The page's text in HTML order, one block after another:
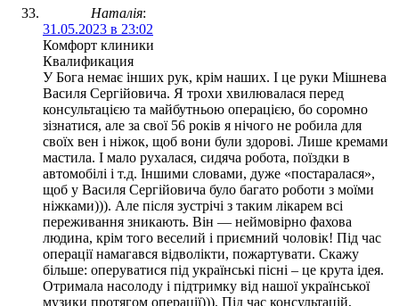
Наталія:
31.05.2023 в 23:02
Комфорт клиники
Квалификация
У Бога немає інших рук, крім наших. І це руки Мішнева
Василя Сергійовича. Я трохи хвилювалася перед
консультацією та майбутньою операцією, бо соромно
зізнатися, але за свої 56 років я нічого не робила для
своїх вен і ніжок, щоб вони були здорові. Лише кремами
мастила. І мало рухалася, сидяча робота, поїздки в
автомобілі і т.д. Іншими словами, дуже «постаралася»,
щоб у Василя Сергійовича було багато роботи з моїми
ніжками))). Але після зустрічі з таким лікарем всі
переживання зникають. Він — неймовірно фахова
людина, крім того веселий і приємний чоловік! Під час
операції намагався відволікти, пожартувати. Скажу
більше: оперуватися під українські пісні – це крута ідея.
Отримала насолоду і підтримку від нашої української
музики протягом операції))). Під час консультацій,